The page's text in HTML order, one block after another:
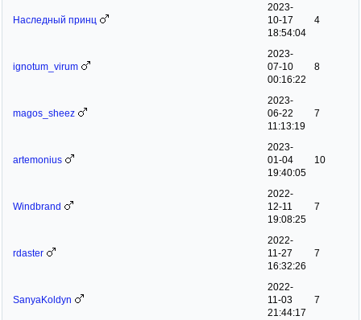
Наследный принц
2023-
10-17
18:54:04
4
ignotum_virum
2023-
07-10
00:16:22
8
magos_sheez
2023-
06-22
11:13:19
7
artemonius
2023-
01-04
19:40:05
10
Windbrand
2022-
12-11
19:08:25
7
rdaster
2022-
11-27
16:32:26
7
SanyaKoldyn
2022-
11-03
21:44:17
7